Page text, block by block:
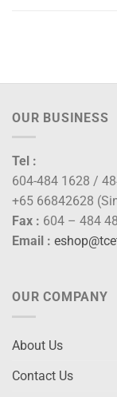
OUR BUSINESS
Tel :
604-484 1628 /
+65 66842628
Fax : 604 – 484
Email :
OUR COMPANY
About Us
Contact Us